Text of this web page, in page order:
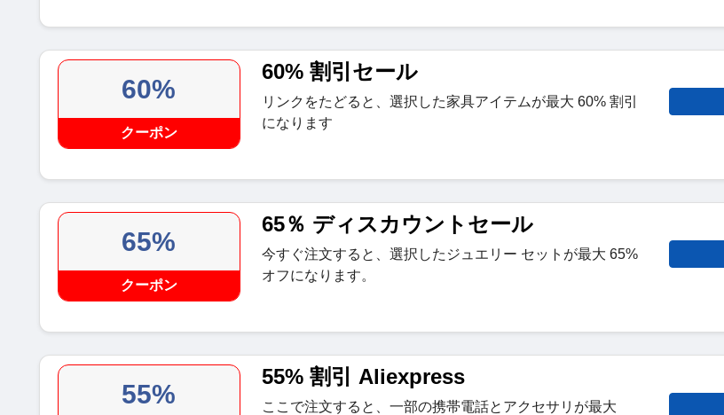
60%
クーポン
60% 割引セール
リンクをたどると、選択した家具アイテムが最大 60% 割引
になります
65%
クーポン
65％ ディスカウントセール
今すぐ注文すると、選択したジュエリー セットが最大 65%
オフになります。
55%
55% 割引 Aliexpress
ここで注文すると、一部の携帯電話とアクセサリが最大